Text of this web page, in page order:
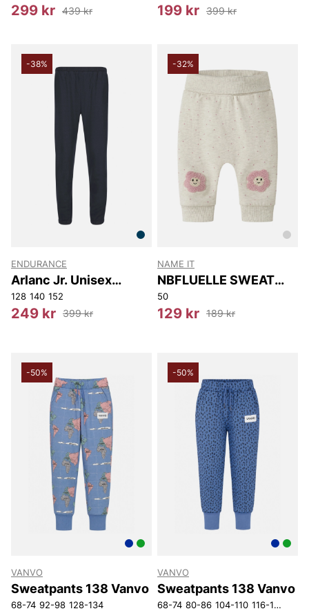
299 kr 439 kr 199 kr 399 kr
-38%
ENDURANCE
Arlanc Jr. Unisex
Sweat Pants
128 140 152
249 kr 399 kr
-32%
NAME IT
NBFLUELLE SWEAT
PANT BRU
50
129 kr 189 kr
-50%
VANVO
Sweatpants 138 Vanvo
68-74 92-98 128-134
-50%
VANVO
Sweatpants 138 Vanvo
68-74 80-86 104-110 116-122